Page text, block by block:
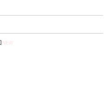
NEW